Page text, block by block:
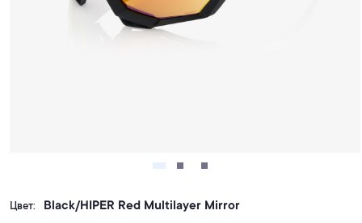
Цвет: Black/HIPER Red Multilayer Mirror